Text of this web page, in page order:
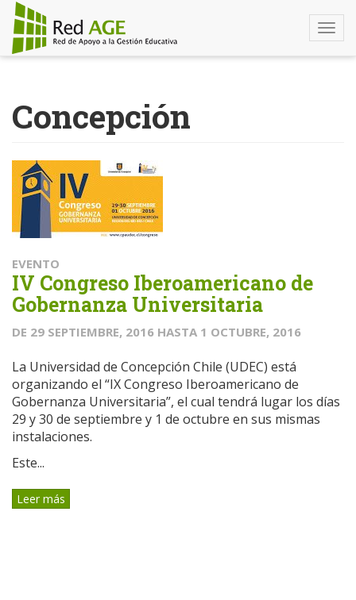
contenido
principal
Concepción
EVENTO
IV Congreso Iberoamericano de
Gobernanza Universitaria
DE 29 SEPTIEMBRE, 2016 HASTA 1 OCTUBRE, 2016
La Universidad de Concepción Chile (UDEC) está
organizando el “IX Congreso Iberoamericano de
Gobernanza Universitaria”, el cual tendrá lugar los días
29 y 30 de septiembre y 1 de octubre en sus mismas
instalaciones.
Este...
Leer más